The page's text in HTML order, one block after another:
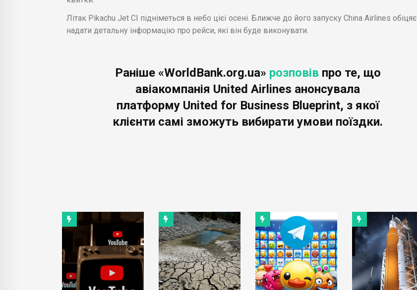
Літак Pikachu Jet CI підніметься в небо цієї осені. Ближче до його запуску China Airlines обіцяє
надати детальну інформацію про рейси, які він буде виконувати.
Раніше «WorldBank.org.ua» розповів про те, що
авіакомпанія United Airlines анонсувала
платформу United for Business Blueprint, з якої
клієнти самі зможуть вибирати умови поїздки.